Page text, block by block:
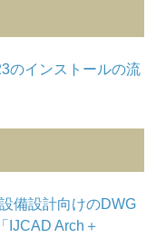
のインストールの流
備設計向けのDWG
IJCAD Arch＋